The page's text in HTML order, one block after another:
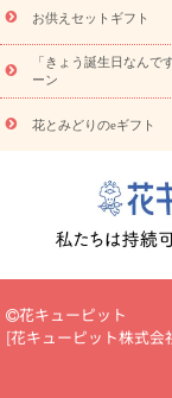
ド
お花の種類
お祝い お祝い・
5000円～
お祝い
悔やみ
円～
お供え・お悔
読み物
いのマナー
定年
花キュー
彩心理学」で選ぶ方
ール
新築引っ越し
場上司や先輩へ贈
お供えセットギフト
「きょう誕生日なんで
ーン
花とみどりのeギフト
花キューピット
[花キューピット株式会